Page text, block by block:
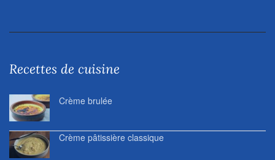
Recettes de cuisine
Crème brulée
Crème pâtissière classique